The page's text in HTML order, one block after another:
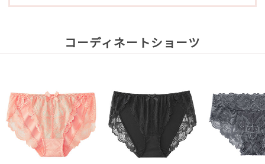
コーディネートショーツ